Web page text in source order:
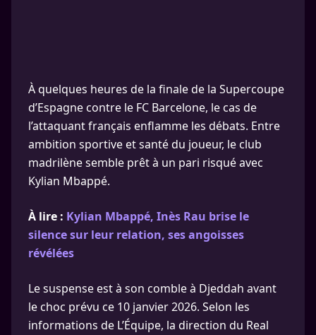
À quelques heures de la finale de la Supercoupe
d’Espagne contre le FC Barcelone, le cas de
l’attaquant français enflamme les débats. Entre
ambition sportive et santé du joueur, le club
madrilène semble prêt à un pari risqué avec
Kylian Mbappé.
À lire : Kylian Mbappé, Inès Rau brise le
silence sur leur relation, ses angoisses
révélées
Le suspense est à son comble à Djeddah avant
le choc prévu ce 10 janvier 2026. Selon les
informations de L’Équipe, la direction du Real